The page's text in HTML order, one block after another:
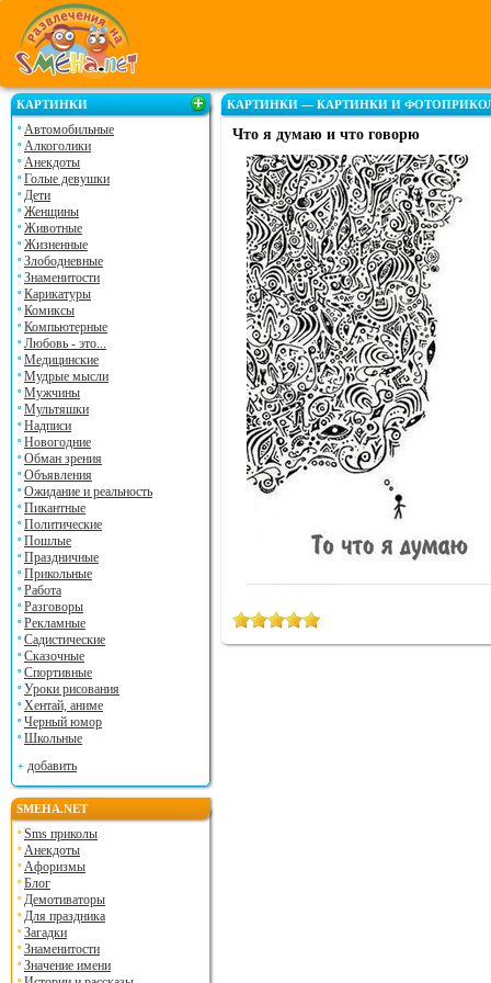
КАРТИНКИ
Автомобильные
Алкоголики
Анекдоты
Голые девушки
Дети
Женщины
Животные
Жизненные
Злободневные
Знаменитости
Карикатуры
Комиксы
Компьютерные
Любовь - это...
Медицинские
Мудрые мысли
Мужчины
Мультяшки
Надписи
Новогодние
Обман зрения
Объявления
Ожидание и реальность
Пикантные
Политические
Пошлые
Праздничные
Прикольные
Работа
Разговоры
Рекламные
Садистические
Сказочные
Спортивные
Уроки рисования
Хентай, аниме
Черный юмор
Школьные
добавить
SMEHA.NET
Sms приколы
Анекдоты
Афоризмы
Блог
Демотиваторы
Для праздника
Загадки
Знаменитости
Значение имени
КАРТИНКИ — КАРТИНКИ И
Что я думаю и что говорю